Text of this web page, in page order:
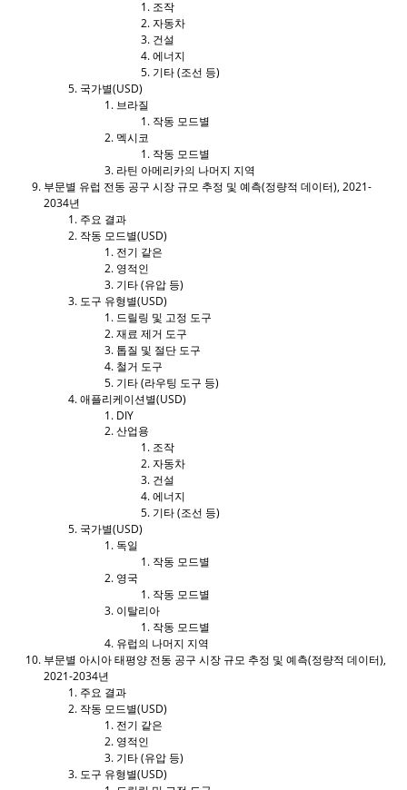
조작
자동차
건설
에너지
기타 (조선 등)
국가별(USD)
브라질
작동 모드별
멕시코
작동 모드별
라틴 아메리카의 나머지 지역
부문별 유럽 전동 공구 시장 규모 추정 및 예측(정량적 데이터), 2021-
2034년
주요 결과
작동 모드별(USD)
전기 같은
영적인
기타 (유압 등)
도구 유형별(USD)
드릴링 및 고정 도구
재료 제거 도구
톱질 및 절단 도구
철거 도구
기타 (라우팅 도구 등)
애플리케이션별(USD)
DIY
산업용
조작
자동차
건설
에너지
기타 (조선 등)
국가별(USD)
독일
작동 모드별
영국
작동 모드별
이탈리아
작동 모드별
유럽의 나머지 지역
부문별 아시아 태평양 전동 공구 시장 규모 추정 및 예측(정량적 데이터),
2021-2034년
주요 결과
작동 모드별(USD)
전기 같은
영적인
기타 (유압 등)
도구 유형별(USD)